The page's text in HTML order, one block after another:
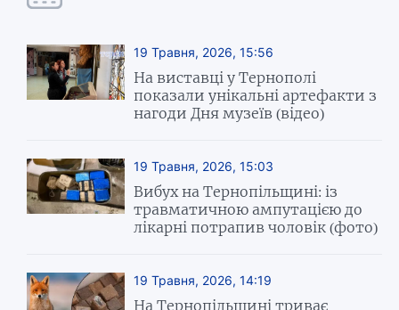
19 Травня, 2026, 15:56
На виставці у Тернополі
показали унікальні артефакти з
нагоди Дня музеїв (відео)
19 Травня, 2026, 15:03
Вибух на Тернопільщині: із
травматичною ампутацією до
лікарні потрапив чоловік (фото)
19 Травня, 2026, 14:19
На Тернопільщині триває